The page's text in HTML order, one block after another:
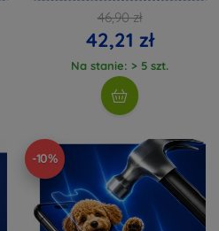
46,90 zł
42,21 zł
Na stanie: > 5 szt.
-10%